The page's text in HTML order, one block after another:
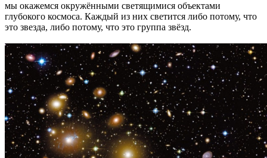
мы окажемся окружёнными светящимися объектами
глубокого космоса. Каждый из них светится либо потому, что
это звезда, либо потому, что это группа звёзд.